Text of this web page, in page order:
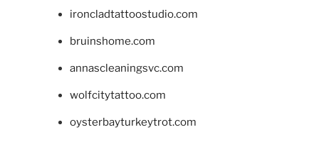
ironcladtattoostudio.com
bruinshome.com
annascleaningsvc.com
wolfcitytattoo.com
oysterbayturkeytrot.com